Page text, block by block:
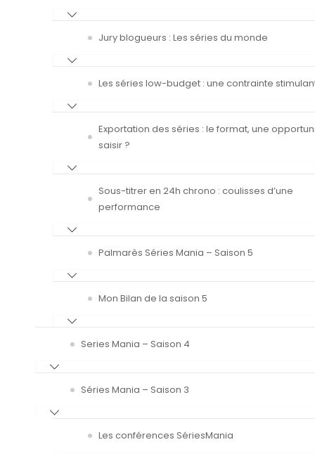
Jury blogueurs : Les séries du monde
Les séries low-budget : une contrainte
Exportation des séries : le format, une
saisir ?
Sous-titrer en 24h chrono : coulisses d’une
performance
Palmarès Séries Mania – Saison 5
Mon Bilan de la saison 5
Series Mania – Saison 4
Séries Mania – Saison 3
Les conférences SériesMania